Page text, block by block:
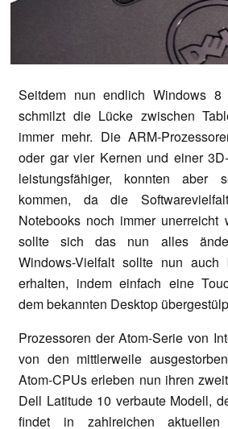
Seitdem nun endlich Windows
schmilzt die Lücke zwischen
immer mehr. Die ARM-
oder gar vier Kernen und einer
leistungsfähiger, konnten aber
kommen, da die
Notebooks noch immer unerreicht
sollte sich das nun alles
Windows-Vielfalt sollte nun auch
erhalten, indem einfach eine
dem bekannten Desktop
Prozessoren der Atom-Serie von
von den mittlerweile
Atom-CPUs erleben nun ihren
Dell Latitude 10 verbaute Modell,
findet in zahlreichen aktuellen